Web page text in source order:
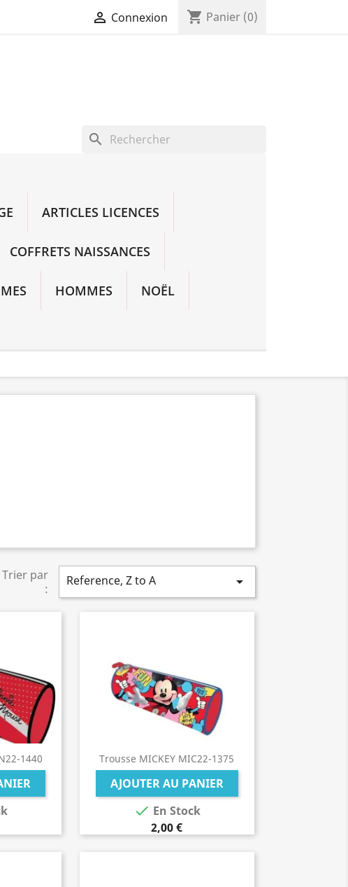
 Connexion shopping_cart Panier (0)
search
ARTICLES LICENCES
COFFRETS NAISSANCES
HOMMES NOËL
Trier par
:
Reference, Z to A 
1440 Trousse MICKEY MIC22-1375
AJOUTER AU PANIER
 En Stock
2,00 €